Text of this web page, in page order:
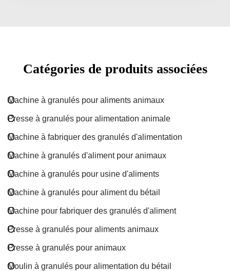
Catégories de produits associées
Machine à granulés pour aliments animaux
Presse à granulés pour alimentation animale
Machine à fabriquer des granulés d'alimentation
Machine à granulés d'aliment pour animaux
Machine à granulés pour usine d'aliments
Machine à granulés pour aliment du bétail
Machine pour fabriquer des granulés d'aliment
Presse à granulés pour aliments animaux
Presse à granulés pour animaux
Moulin à granulés pour alimentation du bétail